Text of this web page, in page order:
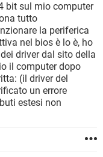
10
bit sul mio computer
tutto
la periferica
nel bios è lo è, ho
driver dal sito della
il computer dopo
(il driver del
un errore
estesi non